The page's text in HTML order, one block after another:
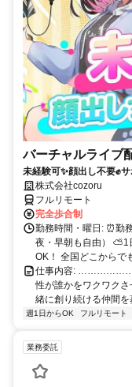
バーチャルライブ
未経験可✨顔出し不要✊
株式会社cozoru
フルリモート
完全歩合制
勤務時間・曜日: ⏰勤
夜・早朝も自由） ⛅1
OK！ 全国どこからで
仕事内容:
性が誰かをワクワク
緒に創り続ける仲
週1日からOK フルリモート
業務委託